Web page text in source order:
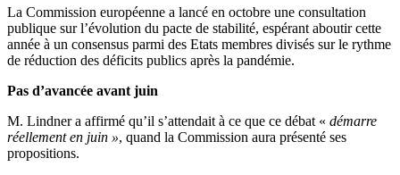
La Commission européenne a lancé en octobre une consultation
publique sur l’évolution du pacte de stabilité, espérant aboutir cette
année à un consensus parmi des Etats membres divisés sur le rythme
de réduction des déficits publics après la pandémie.
Pas d’avancée avant juin
M. Lindner a affirmé qu’il s’attendait à ce que ce débat « démarre
réellement en juin », quand la Commission aura présenté ses
propositions.